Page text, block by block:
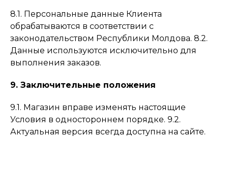
8.1. Персональные данные Клиента
обрабатываются в соответствии с
законодательством Республики Молдова. 8.2.
Данные используются исключительно для
выполнения заказов.
9. Заключительные положения
9.1. Магазин вправе изменять настоящие
Условия в одностороннем порядке. 9.2.
Актуальная версия всегда доступна на сайте.